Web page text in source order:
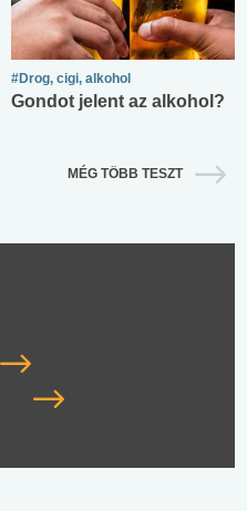
#Drog, cigi, alkohol
Gondot jelent az alkohol?
MÉG TÖBB TESZT